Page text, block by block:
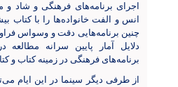
اجرای برنامه‌های فرهنگی و شاد و
انس و الفت خانواده‌ها را با کتاب
چنین برنامه‌هایی دقت و وسواس
دلایل آمار پایین سرانه
برنامه‌های فرهنگی در زمینه کتاب
از طرفی دیگر سینما در این ایام